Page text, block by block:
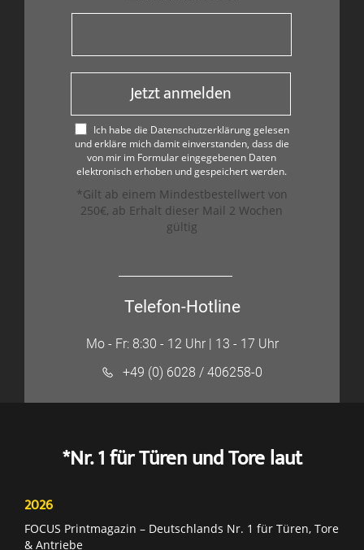
Jetzt anmelden
Ich habe die Datenschutzerklärung gelesen
und erkläre mich damit einverstanden, dass die
von mir im Formular eingegebenen Daten
elektronisch erhoben und gespeichert werden.
*Gilt ab einem Mindestbestellwert von
250€, ab Erhalt dieser Mail 2 Wochen
gültig
Telefon-Hotline
Mo - Fr: 8:30 - 12 Uhr | 13 - 17 Uhr
+49 (0) 6028 / 406258-0
*Nr. 1 für Türen und Tore laut
2026
FOCUS Printmagazin – Deutschlands Nr. 1 für Türen, Tore
& Antriebe